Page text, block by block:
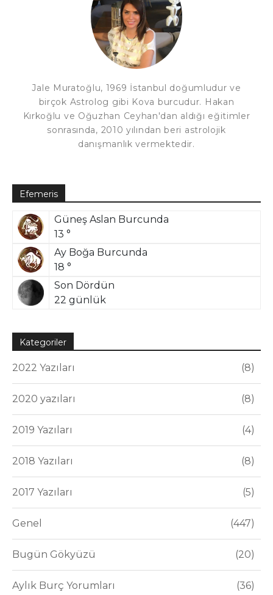
Jale Muratoğlu, 1969 İstanbul doğumludur ve
birçok Astrolog gibi Kova burcudur. Hakan
Kırkoğlu ve Oğuzhan Ceyhan'dan aldığı eğitimler
sonrasında, 2010 yılından beri astrolojik
danışmanlık vermektedir.
Efemeris
Güneş Aslan Burcunda
13 °
Ay Boğa Burcunda
18 °
Son Dördün
22 günlük
Kategoriler
2022 Yazıları 8
2020 yazıları 8
2019 Yazıları 4
2018 Yazıları 8
2017 Yazıları 5
Genel 447
Bugün Gökyüzü 20
Aylık Burç Yorumları 36